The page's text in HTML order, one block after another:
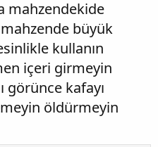
mahzendekide
büyük
kullanın
içeri girmeyin
görünce kafayı
öldürmeyin